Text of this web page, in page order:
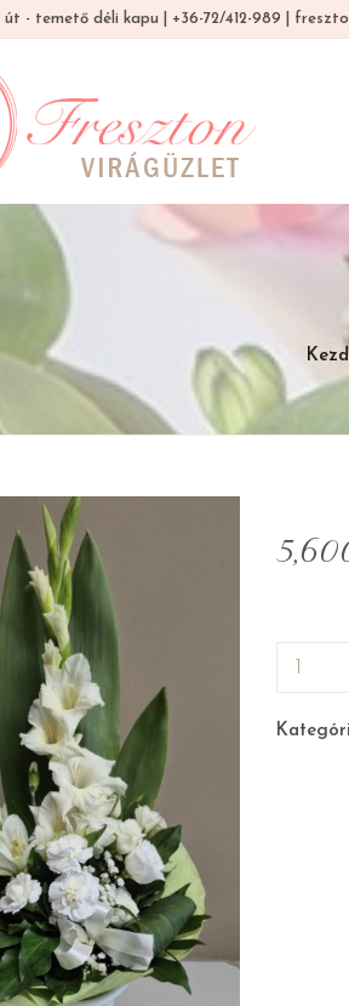
út - temető déli kapu | +36-72/412-989 |